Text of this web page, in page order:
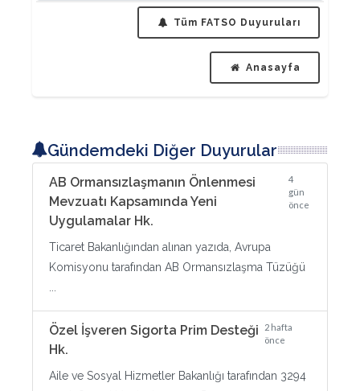
Tüm FATSO Duyuruları
Anasayfa
Gündemdeki Diğer Duyurular
AB Ormansızlaşmanın Önlenmesi
Mevzuatı Kapsamında Yeni
Uygulamalar Hk.
4
gün
önce
Ticaret Bakanlığından alınan yazıda, Avrupa
Komisyonu tarafından AB Ormansızlaşma Tüzüğü
Özel İşveren Sigorta Prim Desteği
Hk.
2 hafta
önce
Aile ve Sosyal Hizmetler Bakanlığı tarafından 3294